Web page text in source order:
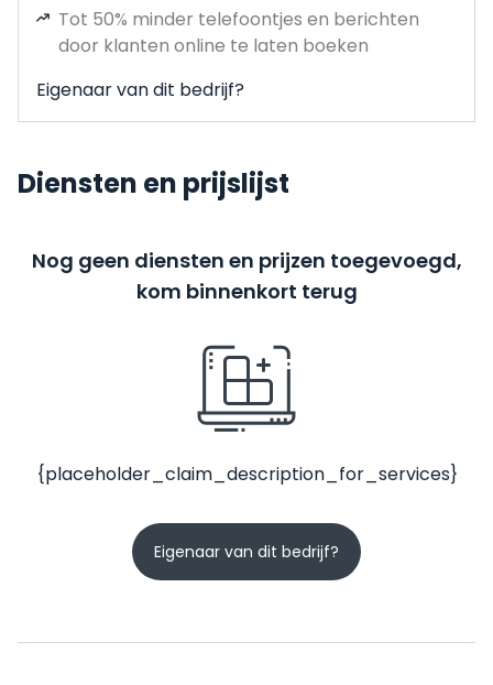
Tot 50% minder telefoontjes en berichten
door klanten online te laten boeken
Eigenaar van dit bedrijf?
Diensten en prijslijst
Nog geen diensten en prijzen toegevoegd,
kom binnenkort terug
{placeholder_claim_description_for_services}
Eigenaar van dit bedrijf?